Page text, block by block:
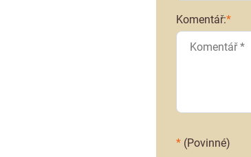
Komentář:*
*(Povinné)